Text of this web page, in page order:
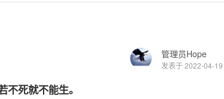
管理员Hope
发表于 2022-04-19
不死就不能生。